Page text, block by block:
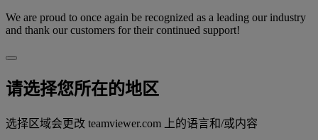
We are proud to once again be recognized as a leading our industry
and thank our customers for their continued support!
请选择您所在的地区
选择区域会更改 teamviewer.com 上的语言和/或内容